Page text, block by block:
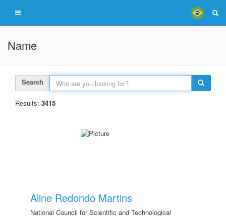
Name
Search
Results: 3415
Aline Redondo Martins
National Council for Scientific and Technological